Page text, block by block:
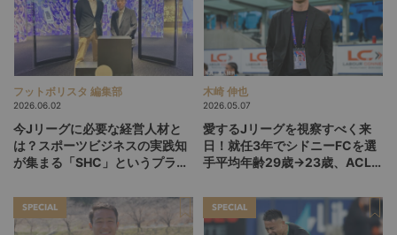
フットボリスタ 編集部
2026.06.02
今Jリーグに必要な経営人材と
は？スポーツビジネスの実践知
が集まる「SHC」というプラッ
木崎 伸也
2026.05.07
愛するJリーグを視察すべく来
日！就任3年でシドニーFCを選
手平均年齢29歳→23歳、ACL2
ン“SD”の今
SPECIAL SPECIAL